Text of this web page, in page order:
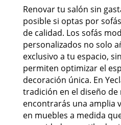
Renovar tu salón sin
posible si optas por
de calidad. Los sofás
personalizados no solo
exclusivo a tu espacio,
permiten optimizar el
decoración única. En
tradición en el diseño de
encontrarás una amplia
en muebles a medida